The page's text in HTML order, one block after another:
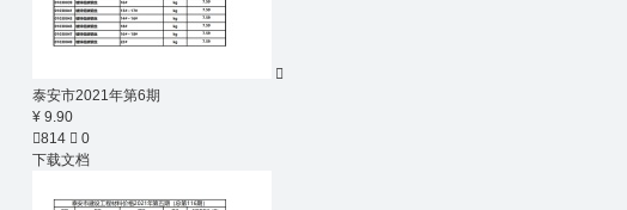

泰安市2021年第6期
¥ 9.90
814  0
下载文档